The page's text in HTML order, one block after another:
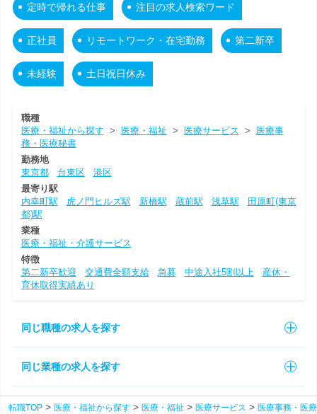
定時で帰れる仕事 注目の求人検索ワード
正社員 リモートワーク・在宅勤務 第二新卒
未経験 土日祝日休み
職種
医療・福祉から探す > 医療・福祉 > 医療サービス > 医療事
務・医療秘書
勤務地
東京都
台東区
港区
最寄り駅
内幸町駅
虎ノ門ヒルズ駅 新橋駅 蔵前駅 浅草駅
田原町(東京
都)駅
業種
医療・福祉・介護サービス
特徴
第二新卒歓迎
交通費全額支給 急募 中途入社5割以上
産休・
育休取得実績あり
同じ職種の求人を探す
同じ業種の求人を探す
転職TOP 医療・福祉から探す 医療・福祉 医療サービス 医療事務・医